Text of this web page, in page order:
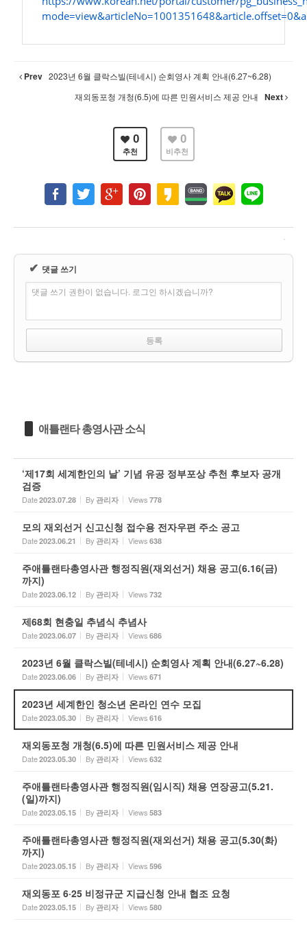
Prev 2023년 6월 클락스빌(테네시) 순회영사 계획 안내(6.27~6.28)
재외동포청 개청(6.5)에 따른 민원서비스 제공 안내 Next
0
추천
0
비추천
✔ 댓글 쓰기
댓글 쓰기 권한이 없습니다. 로그인 하시겠습니까?
애틀랜타 총영사관 소식
‘제17회 세계한인의 날’ 기념 유공 정부포상 추천 후보자 공개
검증
Date2023.07.28 By 관리자 Views 778
모의 재외선거 신고신청 접수용 전자우편 주소 공고
Date2023.06.21 By 관리자 Views 638
주애틀랜타총영사관 행정직원(재외선거) 채용 공고(6.16(금)
까지)
Date2023.06.12 By 관리자 Views 732
제68회 현충일 추념식 추념사
Date2023.06.07 By 관리자 Views 686
2023년 6월 클락스빌(테네시) 순회영사 계획 안내(6.27~6.28)
Date2023.06.06 By 관리자 Views 671
2023년 세계한인 청소년 온라인 연수 모집
Date2023.05.30 By 관리자 Views 616
재외동포청 개청(6.5)에 따른 민원서비스 제공 안내
Date2023.05.30 By 관리자 Views 632
주애틀랜타총영사관 행정직원(임시직) 채용 연장공고(5.21.
(일)까지)
Date2023.05.15 By 관리자 Views 583
주애틀랜타총영사관 행정직원(재외선거) 채용 공고(5.30(화)
까지)
Date2023.05.15 By 관리자 Views 596
재외동포 6·25 비정규군 지급신청 안내 협조 요청
Date2023.05.15 By 관리자 Views 580